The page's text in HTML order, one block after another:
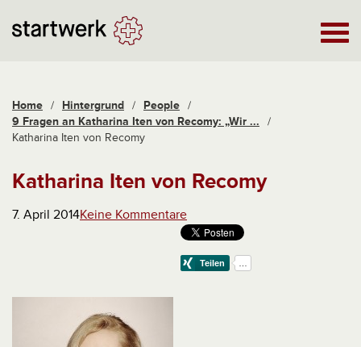
Home / Hintergrund / People /
9 Fragen an Katharina Iten von Recomy: „Wir ...
/
Katharina Iten von Recomy
Katharina Iten von Recomy
7. April 2014Keine Kommentare